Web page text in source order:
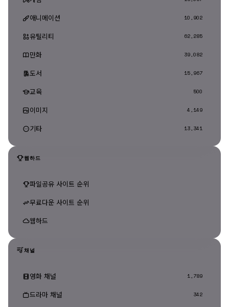
애니메이션 10,902
유틸리티 62,285
만화 39,082
도서 15,967
교육 500
이미지 4,149
기타 13,341
웹하드
파일공유 사이트 순위
무료다운 사이트 순위
웹하드
채널
영화 채널 1,789
드라마 채널 342